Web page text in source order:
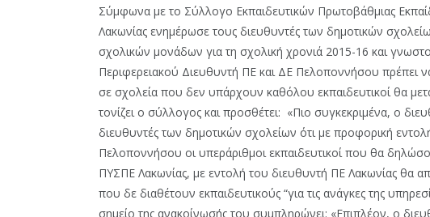
Σύμφωνα με το Σύλλογο Εκπαιδευτικών Πρωτοβάθμιας
Λακωνίας ενημέρωσε τους διευθυντές των δημοτικών
σχολικών μονάδων για τη σχολική χρονιά 2015-16 και
Περιφερειακού Διευθυντή ΠΕ και ΔΕ Πελοποννήσου πρέπει
σε σχολεία που δεν υπάρχουν καθόλου εκπαιδευτικοί θα
τονίζει ο σύλλογος και προσθέτει: «Πιο συγκεκριμένα, ο
διευθυντές των δημοτικών σχολείων ότι με προφορική
Πελοποννήσου οι υπεράριθμοι εκπαιδευτικοί που θα
ΠΥΣΠΕ Λακωνίας, με εντολή του διευθυντή ΠΕ Λακωνίας θα
που δε διαθέτουν εκπαιδευτικούς “για τις ανάγκες της
σημείο της ανακοίνωσής του συμπληρώνει: «Επιπλέον, ο